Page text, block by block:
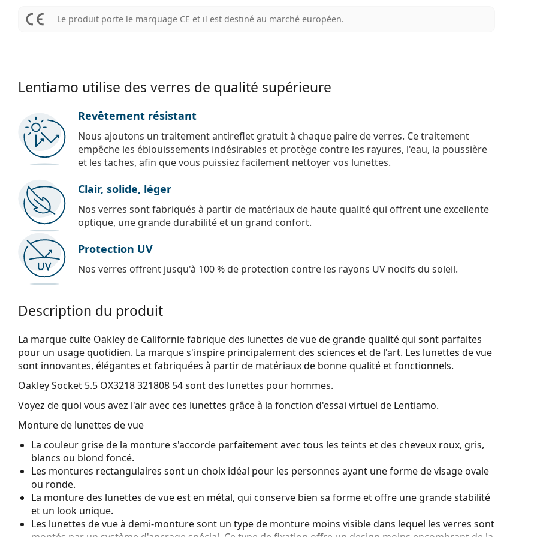
Le produit porte le marquage CE et il est destiné au marché européen.
Lentiamo utilise des verres de qualité supérieure
Revêtement résistant
Nous ajoutons un traitement antireflet gratuit à chaque paire de verres. Ce traitement
empêche les éblouissements indésirables et protège contre les rayures, l'eau, la poussière
et les taches, afin que vous puissiez facilement nettoyer vos lunettes.
Clair, solide, léger
Nos verres sont fabriqués à partir de matériaux de haute qualité qui offrent une excellente
optique, une grande durabilité et un grand confort.
Protection UV
Nos verres offrent jusqu'à 100 % de protection contre les rayons UV nocifs du soleil.
Description du produit
La marque culte Oakley de Californie fabrique des lunettes de vue de grande qualité qui sont parfaites
pour un usage quotidien. La marque s'inspire principalement des sciences et de l'art. Les lunettes de vue
sont innovantes, élégantes et fabriquées à partir de matériaux de bonne qualité et fonctionnels.
Oakley Socket 5.5 OX3218 321808 54sont des lunettes pour hommes.
Voyez de quoi vous avez l'air avec ces lunettes grâce à la fonction d'essai virtuel de Lentiamo.
Monture de lunettes de vue
La couleur grise de la monture s'accorde parfaitement avec tous les teints et des cheveux roux, gris,
blancs ou blond foncé.
Les montures rectangulaires sont un choix idéal pour les personnes ayant une forme de visage ovale
ou ronde.
La monture des lunettes de vue est en métal, qui conserve bien sa forme et offre une grande stabilité
et un look unique.
Les lunettes de vue à demi-monture sont un type de monture moins visible dans lequel les verres sont